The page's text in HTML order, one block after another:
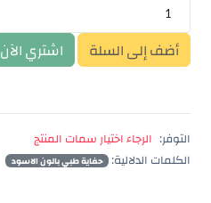
أضف إلى السلة اشتري الآن
التوفر:
الرجاء اختيار سمات المنتج
الكلمات الدلالية:
حفاية طبي بالون الاسود